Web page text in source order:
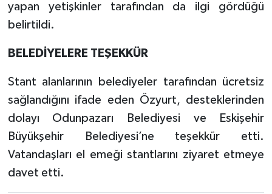
yapan yetişkinler tarafından da ilgi gördüğü
belirtildi.
BELEDİYELERE TEŞEKKÜR
Stant alanlarının belediyeler tarafından ücretsiz
sağlandığını ifade eden Özyurt, desteklerinden
dolayı Odunpazarı Belediyesi ve Eskişehir
Büyükşehir Belediyesi’ne teşekkür etti.
Vatandaşları el emeği stantlarını ziyaret etmeye
davet etti.